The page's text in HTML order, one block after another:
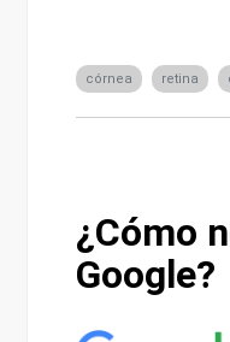
córnea retina
¿Cómo
Google?